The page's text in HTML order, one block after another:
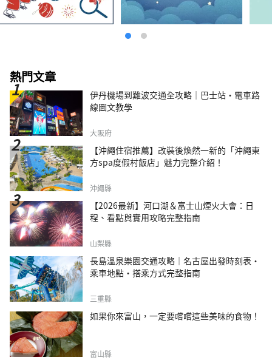
熱門文章
伊丹機場到難波交通全攻略｜巴士站・電車路
線圖文教學
大阪府
【沖繩住宿推薦】改裝後煥然一新的「沖繩東
方spa度假村飯店」魅力完整介紹！
沖繩縣
【2026最新】河口湖＆富士山煙火大會：日
程、看點與實用攻略完整指南
山梨縣
長島溫泉樂園交通攻略｜名古屋出發時刻表・
乘車地點・搭乘方式完整指南
三重縣
如果你來富山，一定要嚐嚐這些美味的食物！
富山縣